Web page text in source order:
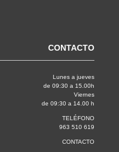
CONTACTO
Lunes a jueves
de 09:30 a 15.00h
Viernes
de 09:30 a 14.00 h
TELÉFONO
963 510 619
CONTACTO